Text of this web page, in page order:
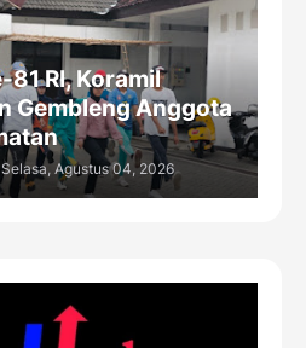
81 RI, Koramil
Gembleng Anggota
Selasa, Agustus 04, 2026